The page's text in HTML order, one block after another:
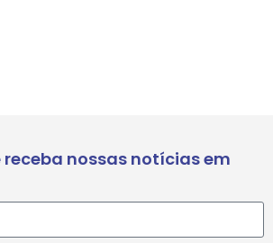
nossas notícias em